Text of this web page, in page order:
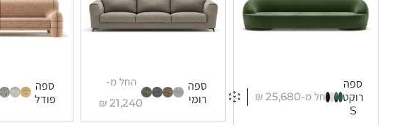
ספה
רוקט
S
החל מ-25,680
₪
ספה
רומי
החל מ-
21,240
₪
ספה
פודל